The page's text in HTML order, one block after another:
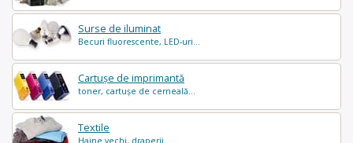
Surse de iluminat
Becuri fluorescente, LED-uri...
Cartușe de imprimantă
toner, cartușe de cerneală...
Textile